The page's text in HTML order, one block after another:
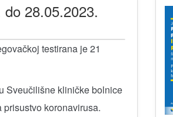
28.05.2023.
testirana je 21
Sveučilišne kliničke bolnice
koronavirusa.